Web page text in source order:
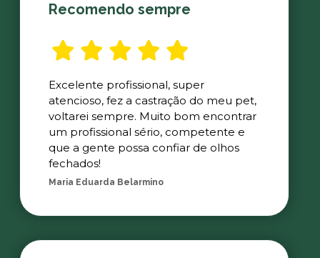
Recomendo sempre
Excelente profissional, super
atencioso, fez a castração do meu pet,
voltarei sempre. Muito bom encontrar
um profissional sério, competente e
que a gente possa confiar de olhos
fechados!
Maria Eduarda Belarmino